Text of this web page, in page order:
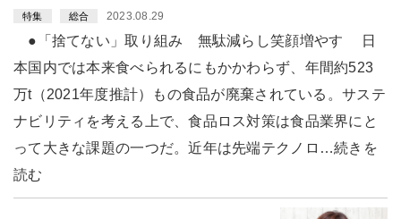
特集 総合 2023.08.29
●「捨てない」取り組み 無駄減らし笑顔増やす 日
本国内では本来食べられるにもかかわらず、年間約523
万t（2021年度推計）もの食品が廃棄されている。サステ
ナビリティを考える上で、食品ロス対策は食品業界にと
って大きな課題の一つだ。近年は先端テクノロ…続きを
読む